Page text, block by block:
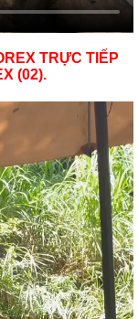
TRỰC TIẾP
(02).